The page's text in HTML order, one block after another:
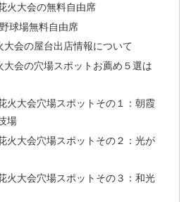
火大会の無料自由席
球場無料自由席
大会の屋台出店情報について
大会の穴場スポットお薦め５選は
火大会穴場スポットその１：朝霞
場
火大会穴場スポットその２：光が
火大会穴場スポットその３：和光